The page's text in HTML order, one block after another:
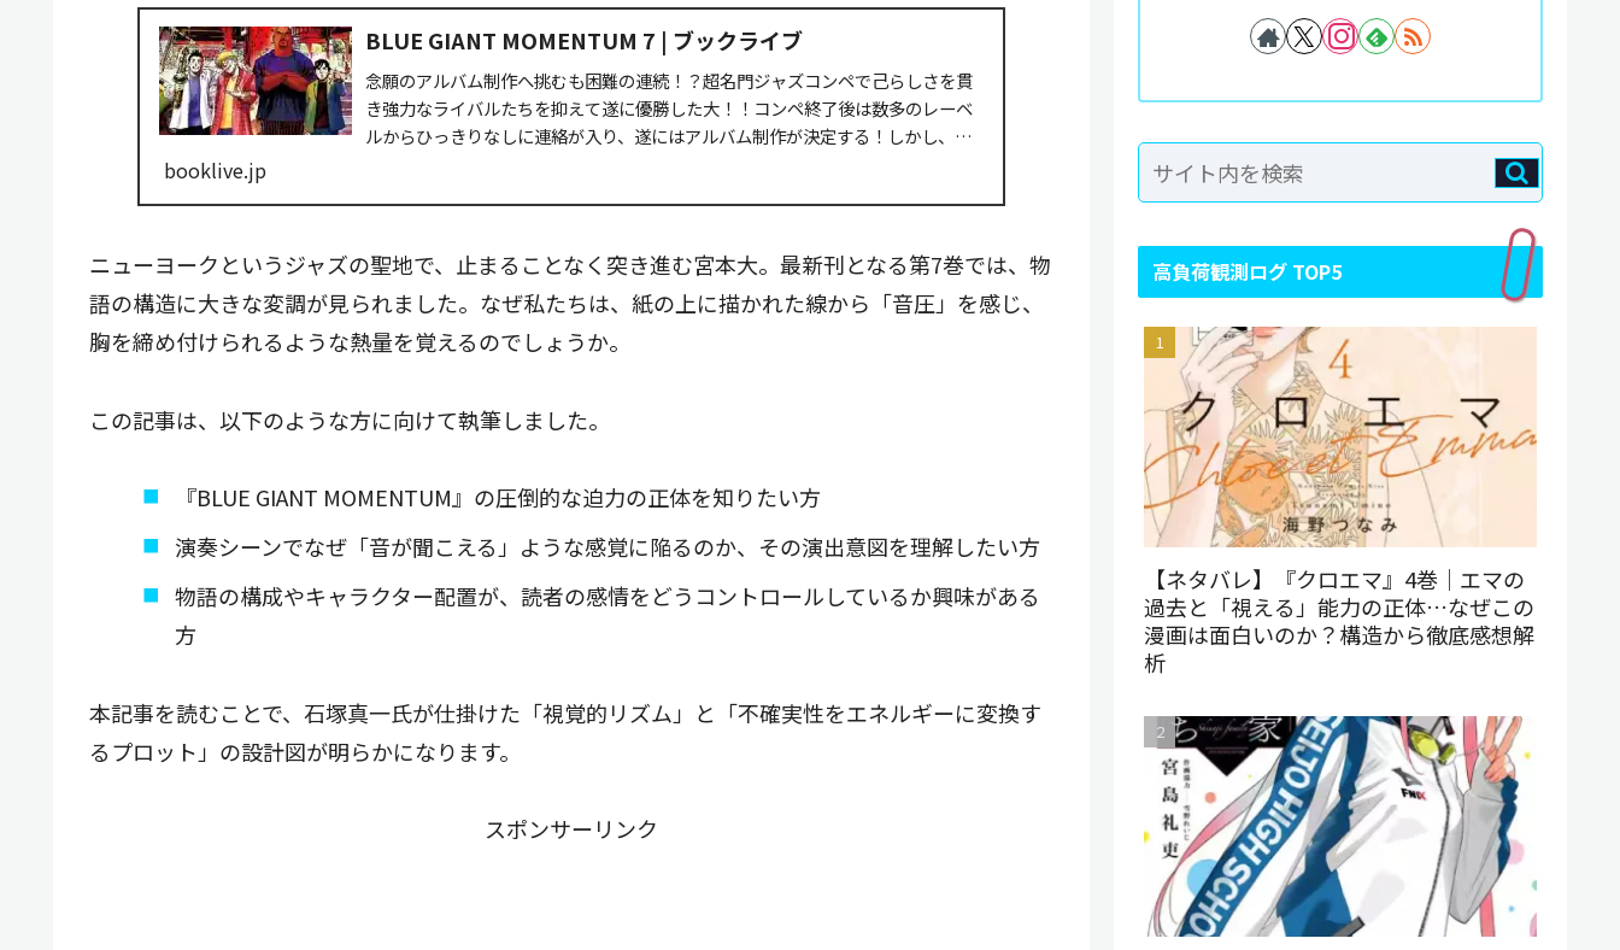
BLUE GIANT MOMENTUM 7 | ブックライブ
念願のアルバム制作へ挑むも困難の連続！？超名門ジャズコンペで己らしさを貫
き強力なライバルたちを抑えて遂に優勝した大！！コンペ終了後は数多のレーベ
ルからひっきりなしに連絡が入り、遂にはアルバム制作が決定する！しかし、ア
booklive.jp
ニューヨークというジャズの聖地で、止まることなく突き進む宮本大。最新刊となる第7巻では、物
語の構造に大きな変調が見られました。なぜ私たちは、紙の上に描かれた線から「音圧」を感じ、
胸を締め付けられるような熱量を覚えるのでしょうか。
この記事は、以下のような方に向けて執筆しました。
『BLUE GIANT MOMENTUM』の圧倒的な迫力の正体を知りたい方
演奏シーンでなぜ「音が聞こえる」ような感覚に陥るのか、その演出意図を理解したい方
物語の構成やキャラクター配置が、読者の感情をどうコントロールしているか興味がある
方
本記事を読むことで、石塚真一氏が仕掛けた「視覚的リズム」と「不確実性をエネルギーに変換す
るプロット」の設計図が明らかになります。
スポンサーリンク
高負荷観測ログ TOP5
【ネタバレ】『クロエマ』4巻｜エマの
過去と「視える」能力の正体…なぜこの
漫画は面白いのか？構造から徹底感想解
析